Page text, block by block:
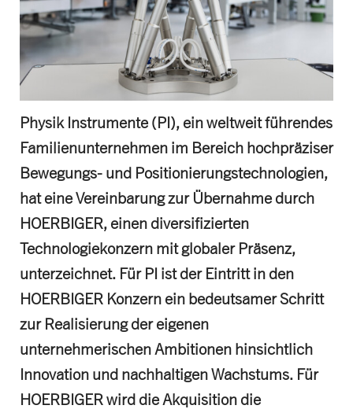
Physik Instrumente (PI), ein weltweit führendes
Familienunternehmen im Bereich hochpräziser
Bewegungs- und Positionierungstechnologien,
hat eine Vereinbarung zur Übernahme durch
HOERBIGER, einen diversifizierten
Technologiekonzern mit globaler Präsenz,
unterzeichnet. Für PI ist der Eintritt in den
HOERBIGER Konzern ein bedeutsamer Schritt
zur Realisierung der eigenen
unternehmerischen Ambitionen hinsichtlich
Innovation und nachhaltigen Wachstums. Für
HOERBIGER wird die Akquisition die